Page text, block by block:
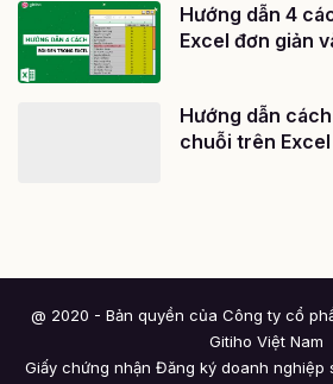
Hướng dẫn 4
Excel đơn giản
Hướng dẫn
chuỗi trên
@ 2020 - Bản quyền của Công ty cổ
Gitiho Việt Nam
Giấy chứng nhận Đăng ký doanh nghiệp